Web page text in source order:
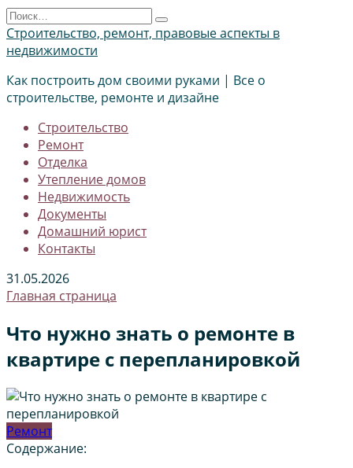
Перейти
к
содержанию
Search
for:
Строительство, ремонт, правовые аспекты в
недвижимости
Как построить дом своими руками | Все о
строительстве, ремонте и дизайне
Строительство
Ремонт
Отделка
Утепление домов
Недвижимость
Документы
Домашний юрист
Контакты
31.05.2026
Главная страница
Что нужно знать о ремонте в
квартире с перепланировкой
Ремонт
Содержание: